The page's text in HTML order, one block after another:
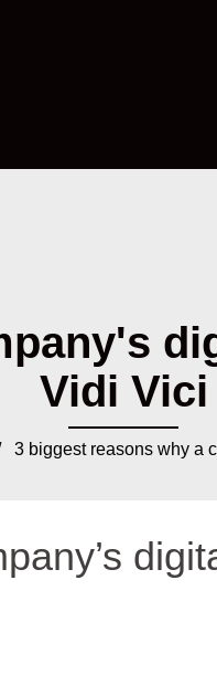
Vidi Vici
biggest reasons why a